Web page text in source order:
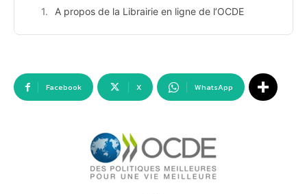
A propos de la Librairie en ligne de l’OCDE
Facebook X WhatsApp